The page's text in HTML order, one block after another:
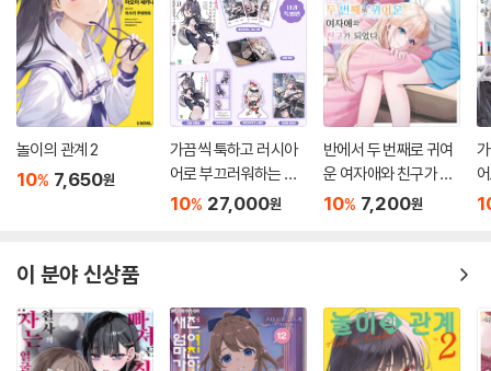
놀이의 관계 2
10% 7,650원
가끔씩 툭하고 러시아
어로 부끄러워하는 옆
자리의 아랴 양 11 특별
10% 27,000원
반에서 두 번째로 귀여
운 여자애와 친구가 되
었다 7.5
10% 7,200원
이 분야 신상품